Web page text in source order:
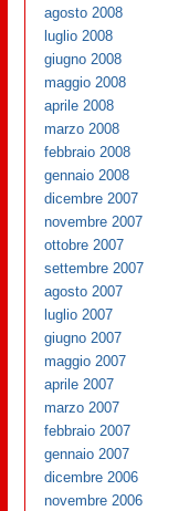
agosto 2008
luglio 2008
giugno 2008
maggio 2008
aprile 2008
marzo 2008
febbraio 2008
gennaio 2008
dicembre 2007
novembre 2007
ottobre 2007
settembre 2007
agosto 2007
luglio 2007
giugno 2007
maggio 2007
aprile 2007
marzo 2007
febbraio 2007
gennaio 2007
dicembre 2006
novembre 2006